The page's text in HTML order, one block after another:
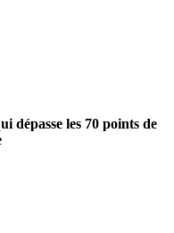
dépasse les 70 points de